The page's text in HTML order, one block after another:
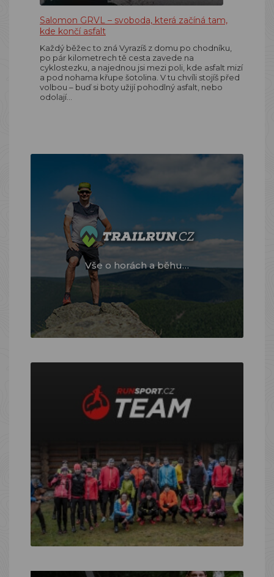
Salomon GRVL – svoboda, která začíná tam,
kde končí asfalt
Každý běžec to zná Vyrazíš z domu po chodníku,
po pár kilometrech tě cesta zavede na
cyklostezku, a najednou jsi mezi poli, kde asfalt mizí
a pod nohama křupe šotolina. V tu chvíli stojíš před
volbou – buď si boty užijí pohodlný asfalt, nebo
odolají…
Vše o horách a běhu…